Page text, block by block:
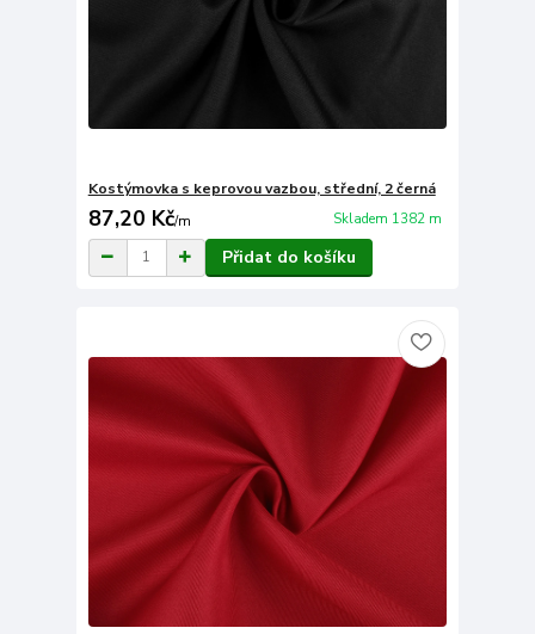
Kostýmovka s keprovou vazbou, střední, 2 černá
87,20 Kč/m Skladem 1382 m
Přidat do košíku